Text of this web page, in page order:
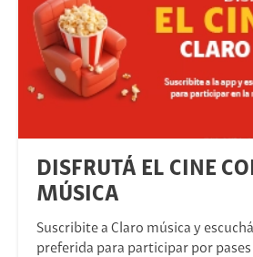
DISFRUTÁ EL CINE
MÚSICA
Suscribite a Claro música y
preferida para participar por